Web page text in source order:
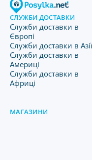
СЛУЖБИ ДОСТАВКИ
Служби доставки в
Європі
Служби доставки в Азії
Служби доставки в
Америці
Служби доставки в
Африці
МАГАЗИНИ